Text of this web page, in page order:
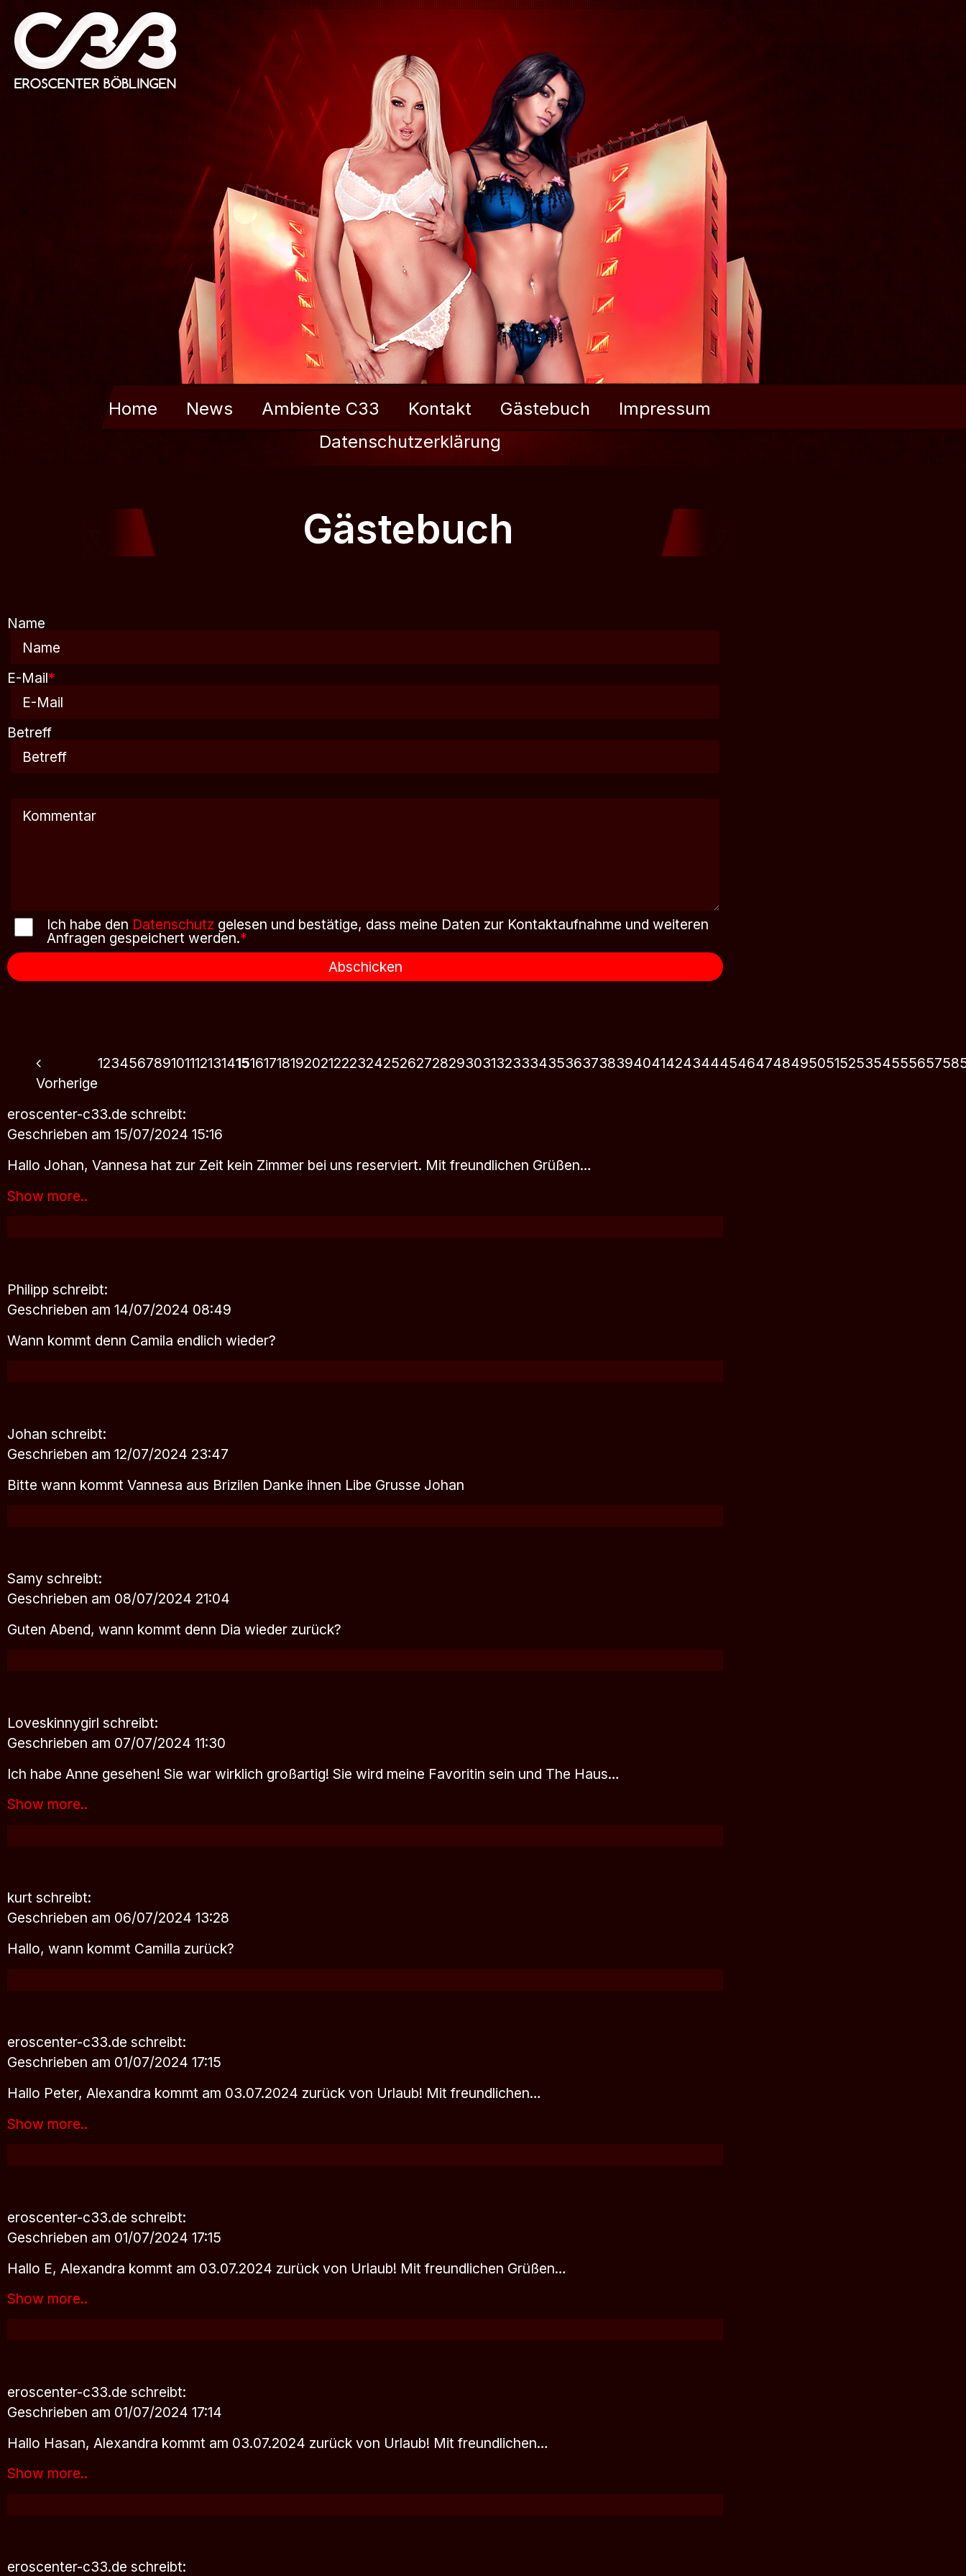
Home News Ambiente C33 Kontakt Gästebuch
Impressum
Datenschutzerklärung
Gästebuch
Name
E-Mail*
Betreff
Ich habe den Datenschutz gelesen und bestätige, dass meine Daten zur Kontaktaufnahme und weiteren
Anfragen gespeichert werden.*
Abschicken
Vorherige
12345678910111213141516171819202122232425262728293031323334353637383940414243444546474849505152535455565758
eroscenter-c33.de schreibt:
Geschrieben am 15/07/2024 15:16
Hallo Johan, Vannesa hat zur Zeit kein Zimmer bei uns reserviert. Mit freundlichen Grüßen…
Show more..
Philipp schreibt:
Geschrieben am 14/07/2024 08:49
Wann kommt denn Camila endlich wieder?
Johan schreibt:
Geschrieben am 12/07/2024 23:47
Bitte wann kommt Vannesa aus Brizilen Danke ihnen Libe Grusse Johan
Samy schreibt:
Geschrieben am 08/07/2024 21:04
Guten Abend, wann kommt denn Dia wieder zurück?
Loveskinnygirl schreibt:
Geschrieben am 07/07/2024 11:30
Ich habe Anne gesehen! Sie war wirklich großartig! Sie wird meine Favoritin sein und The Haus…
Show more..
kurt schreibt:
Geschrieben am 06/07/2024 13:28
Hallo, wann kommt Camilla zurück?
eroscenter-c33.de schreibt:
Geschrieben am 01/07/2024 17:15
Hallo Peter, Alexandra kommt am 03.07.2024 zurück von Urlaub! Mit freundlichen…
Show more..
eroscenter-c33.de schreibt:
Geschrieben am 01/07/2024 17:15
Hallo E, Alexandra kommt am 03.07.2024 zurück von Urlaub! Mit freundlichen Grüßen…
Show more..
eroscenter-c33.de schreibt:
Geschrieben am 01/07/2024 17:14
Hallo Hasan, Alexandra kommt am 03.07.2024 zurück von Urlaub! Mit freundlichen…
Show more..
eroscenter-c33.de schreibt: